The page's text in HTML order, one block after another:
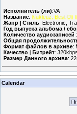
Исполнитель (ли):VA
Название: Nukleuz: Best Of
Жанр | Стиль: Electronic,
Год выпуска альбома /
Количество аудиозаписей
Общая
Формат файлов в архиве:
Качество | Битрейт: 320kbps
Размер Данного архива:
Calendar